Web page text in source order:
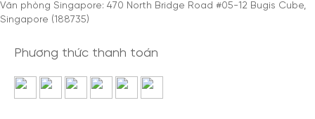
Văn phòng Singapore: 470 North Bridge Road #05-12 Bugis Cube,
Singapore (188735)
Phương thức thanh toán